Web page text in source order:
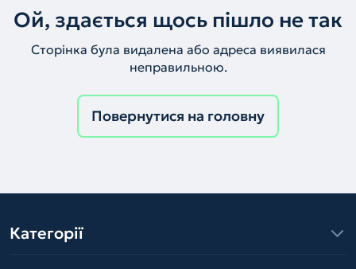
Ой, здається щось пішло не так
Сторінка була видалена або адреса виявилася
неправильною.
Повернутися на головну
Категорії